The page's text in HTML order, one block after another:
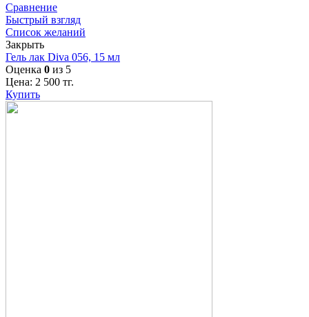
Сравнение
Быстрый взгляд
Список желаний
Закрыть
Гель лак Diva 056, 15 мл
Оценка 0 из 5
Цена: 2 500 тг.
Купить